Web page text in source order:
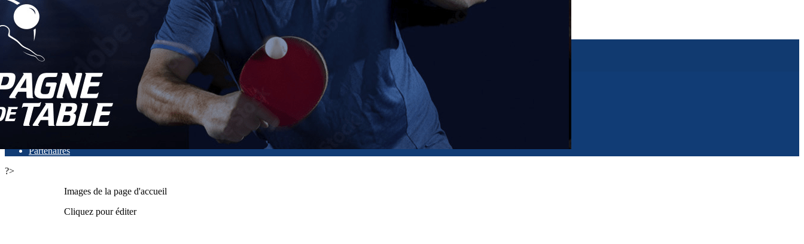
Exporter les lignes sélectionnées
Exporter toutes les colonnes
Exporter uniquement les colonnes affichées
<
>
Actualités
Faire un don
Présentation
Partenaires
?>
Images de la page d'accueil
Cliquez pour éditer